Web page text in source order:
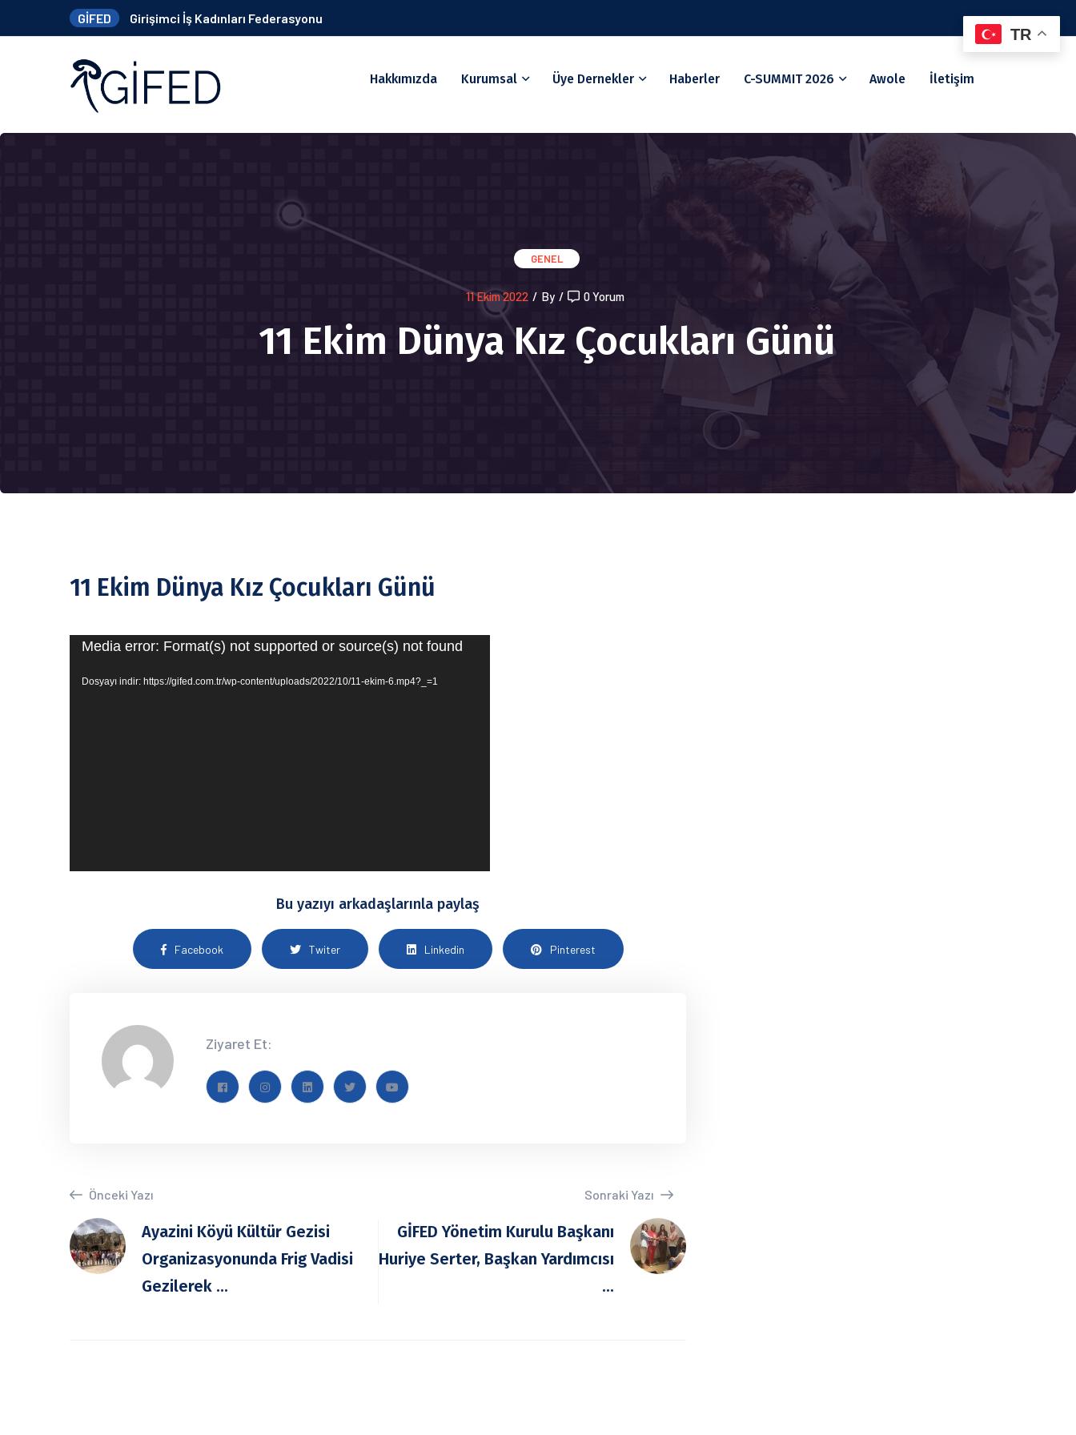
GİFED Girişimci İş Kadınları Federasyonu
Hakkımızda Kurumsal Üye Dernekler Haberler C-SUMMIT 2026 Awole İletişim
GENEL
11 Ekim 2022 / By / 0 Yorum
11 Ekim Dünya Kız Çocukları Günü
11 Ekim Dünya Kız Çocukları Günü
Video
Media error: Format(s) not supported or source(s) not found
Dosyayı indir: https://gifed.com.tr/wp-content/uploads/2022/10/11-ekim-6.mp4?_=1
Bu yazıyı arkadaşlarınla ​​paylaş
Facebook Twiter Linkedin Pinterest
Ziyaret Et:
Önceki Yazı
Ayazini Köyü Kültür Gezisi
Organizasyonunda Frig Vadisi
Gezilerek ...
Sonraki Yazı
GİFED Yönetim Kurulu Başkanı
Huriye Serter, Başkan Yardımcısı
...
TR